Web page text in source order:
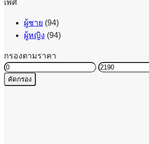
เพศ
ผู้ชาย (94)
ผู้หญิง (94)
กรองตามราคา
ราคา
ต่ำ
ราคา
คัดกรอง